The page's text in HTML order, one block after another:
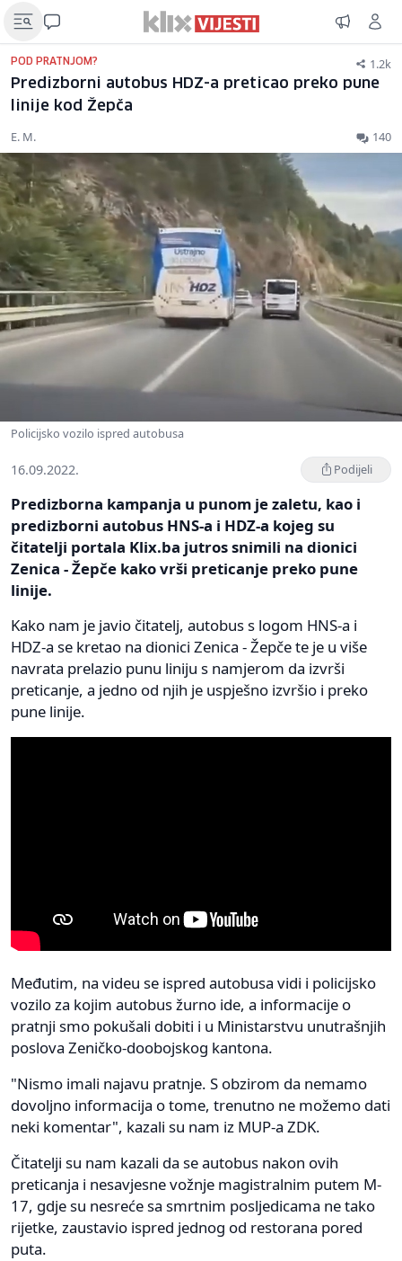
POD PRATNJOM? 1.2k
Predizborni autobus HDZ-a preticao preko pune
linije kod Žepča
E. M. 140
Policijsko vozilo ispred autobusa
16.09.2022. Podijeli
Predizborna kampanja u punom je zaletu, kao i
predizborni autobus HNS-a i HDZ-a kojeg su
čitatelji portala Klix.ba jutros snimili na dionici
Zenica - Žepče kako vrši preticanje preko pune
linije.
Kako nam je javio čitatelj, autobus s logom HNS-a i
HDZ-a se kretao na dionici Zenica - Žepče te je u više
navrata prelazio punu liniju s namjerom da izvrši
preticanje, a jedno od njih je uspješno izvršio i preko
pune linije.
Međutim, na videu se ispred autobusa vidi i policijsko
vozilo za kojim autobus žurno ide, a informacije o
pratnji smo pokušali dobiti i u Ministarstvu unutrašnjih
poslova Zeničko-doobojskog kantona.
"Nismo imali najavu pratnje. S obzirom da nemamo
dovoljno informacija o tome, trenutno ne možemo dati
neki komentar", kazali su nam iz MUP-a ZDK.
Čitatelji su nam kazali da se autobus nakon ovih
preticanja i nesavjesne vožnje magistralnim putem M-
17, gdje su nesreće sa smrtnim posljedicama ne tako
rijetke, zaustavio ispred jednog od restorana pored
puta.